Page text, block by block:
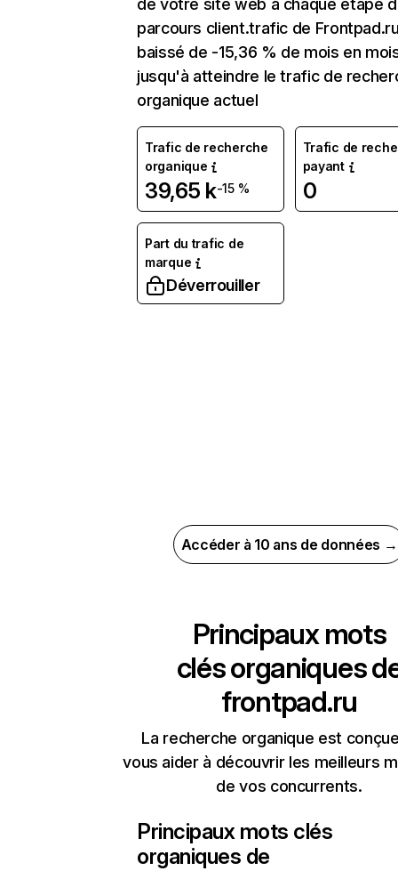
de votre site web à chaque étape
parcours client.trafic de
baissé de -15,36 % de mois en
jusqu'à atteindre le trafic de
organique actuel
Trafic de recherche
organique
39,65 k-15 %
Trafic de
payant
0
Part du trafic de
marque
Déverrouiller
Accéder à 10 ans de données →
Principaux mots
clés organiques
frontpad.ru
La recherche organique est
vous aider à découvrir les meilleurs
de vos concurrents.
Principaux mots clés
organiques de